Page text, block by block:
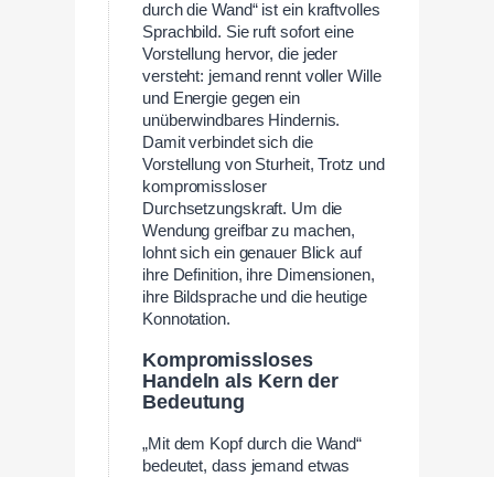
durch die Wand“ ist ein kraftvolles
Sprachbild. Sie ruft sofort eine
Vorstellung hervor, die jeder
versteht: jemand rennt voller Wille
und Energie gegen ein
unüberwindbares Hindernis.
Damit verbindet sich die
Vorstellung von Sturheit, Trotz und
kompromissloser
Durchsetzungskraft. Um die
Wendung greifbar zu machen,
lohnt sich ein genauer Blick auf
ihre Definition, ihre Dimensionen,
ihre Bildsprache und die heutige
Konnotation.
Kompromissloses
Handeln als Kern der
Bedeutung
„Mit dem Kopf durch die Wand“
bedeutet, dass jemand etwas